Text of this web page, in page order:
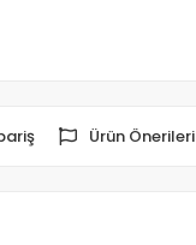
Ürün Önerileri